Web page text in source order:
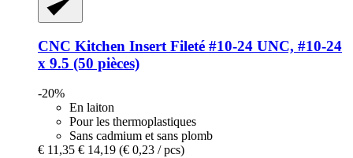
CNC Kitchen Insert Fileté #10-​24 UNC, #10-​24
x 9.5 (50 pièces)
-20%
En laiton
Pour les thermoplastiques
Sans cadmium et sans plomb
€ 11,35 € 14,19 (€ 0,23 / pcs)